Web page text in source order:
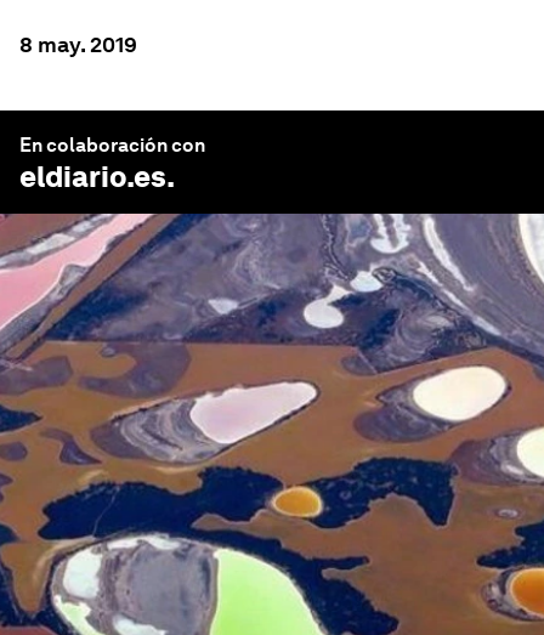
8 may. 2019
En colaboración con
eldiario.es.